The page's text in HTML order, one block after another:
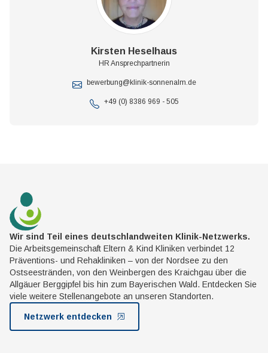
Kirsten Heselhaus
HR Ansprechpartnerin
bewerbung@klinik-sonnenalm.de
+49 (0) 8386 969 - 505
Wir sind Teil eines deutschlandweiten Klinik-Netzwerks.
Die Arbeitsgemeinschaft Eltern & Kind Kliniken verbindet 12
Präventions- und Rehakliniken – von der Nordsee zu den
Ostseestränden, von den Weinbergen des Kraichgau über die
Allgäuer Berggipfel bis hin zum Bayerischen Wald. Entdecken Sie
viele weitere Stellenangebote an unseren Standorten.
Netzwerk entdecken